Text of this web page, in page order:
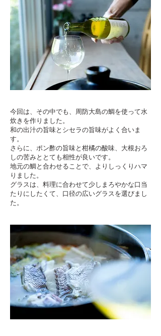
今回は、その中でも、周防大島の鯛を使って水
炊きを作りました。
和の出汁の旨味とシセラの旨味がよく合いま
す。
さらに、ポン酢の旨味と柑橘の酸味、大根おろ
しの苦みととても相性が良いです。
地元の鯛と合わせることで、よりしっくりハマ
りました。
グラスは、料理に合わせて少しまろやかな口当
たりにしたくて、口径の広いグラスを選びまし
た。